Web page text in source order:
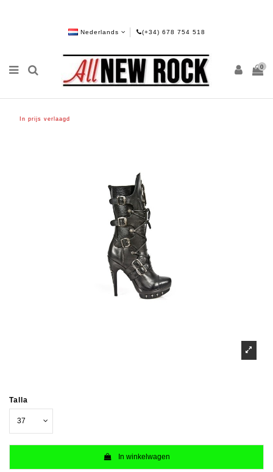
Nederlands (+34) 678 754 518
0
In prijs verlaagd
Talla
In winkelwagen